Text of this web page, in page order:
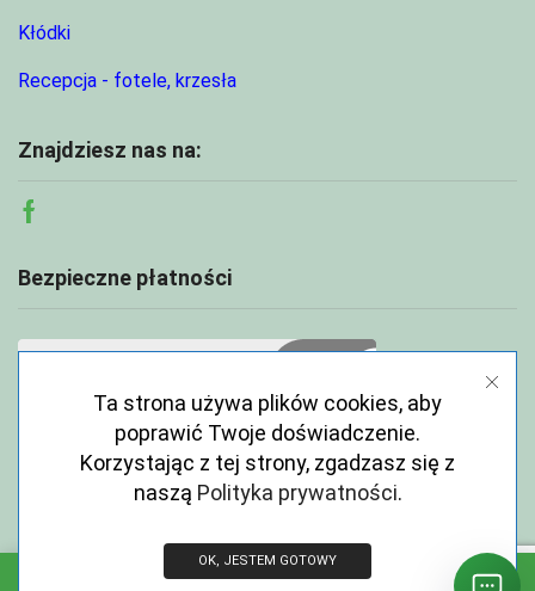
Kłódki
Recepcja - fotele, krzesła
Znajdziesz nas na:
Facebook
Bezpieczne płatności
Ta strona używa plików cookies, aby
poprawić Twoje doświadczenie.
Korzystając z tej strony, zgadzasz się z
naszą Polityka prywatności.
OK, JESTEM GOTOWY